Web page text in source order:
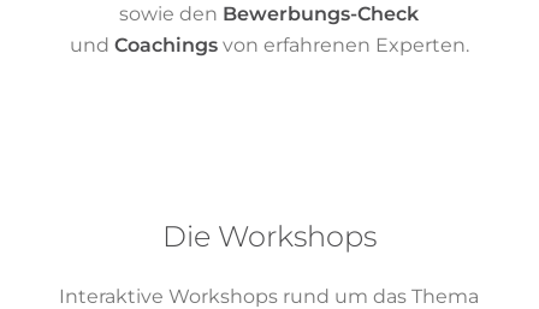
sowie den Bewerbungs-Check
und Coachingsvon erfahrenen Experten.
Die Workshops
Interaktive Workshops rund um das Thema